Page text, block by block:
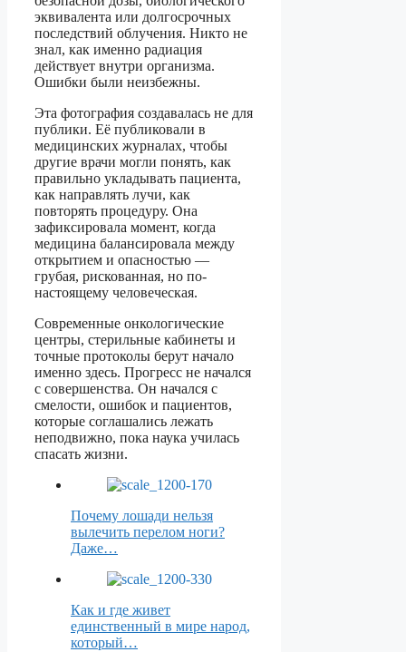
эквивалента или долгосрочных
последствий облучения. Никто не
знал, как именно радиация
действует внутри организма.
Ошибки были неизбежны.
Эта фотография создавалась не для
публики. Её публиковали в
медицинских журналах, чтобы
другие врачи могли понять, как
правильно укладывать пациента,
как направлять лучи, как
повторять процедуру. Она
зафиксировала момент, когда
медицина балансировала между
открытием и опасностью —
грубая, рискованная, но по-
настоящему человеческая.
Современные онкологические
центры, стерильные кабинеты и
точные протоколы берут начало
именно здесь. Прогресс не начался
с совершенства. Он начался с
смелости, ошибок и пациентов,
которые соглашались лежать
неподвижно, пока наука училась
спасать жизни.
Почему лошади нельзя
вылечить перелом ноги?
Даже…
Как и где живет
единственный в мире народ,
который…